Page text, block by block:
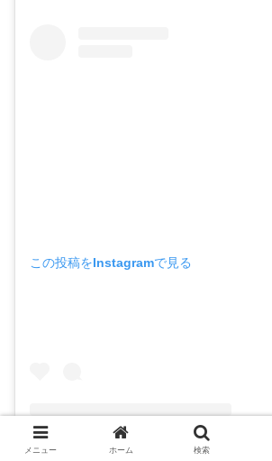
この投稿をInstagramで見る
メニュー ホーム 検索